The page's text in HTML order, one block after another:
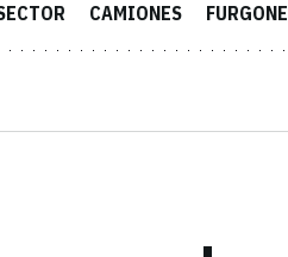
CAMIONES